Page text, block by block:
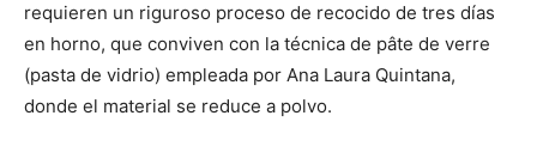
requieren un riguroso proceso de recocido de tres días
en horno, que conviven con la técnica de pâte de verre
(pasta de vidrio) empleada por Ana Laura Quintana,
donde el material se reduce a polvo.